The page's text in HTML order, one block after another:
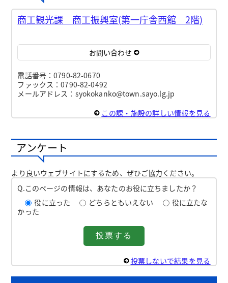
商工観光課 商工振興室(第一庁舎西館 2階)
お問い合わせ
電話番号：0790-82-0670
ファックス：0790-82-0492
メールアドレス：syokokanko@town.sayo.lg.jp
この課・施設の詳しい情報を見る
アンケート
より良いウェブサイトにするため、ぜひご協力ください。
Q.このページの情報は、あなたのお役に立ちましたか？
役に立った
どちらともいえない
役に立たな
かった
投票しないで結果を見る